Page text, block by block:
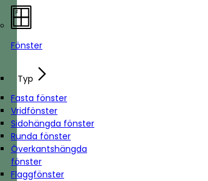
Fönster
Typ
Fasta fönster
Vridfönster
Sidohängda fönster
Runda fönster
Överkantshängda
fönster
Flaggfönster